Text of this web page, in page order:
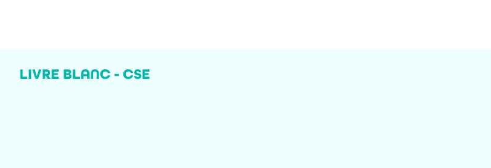
LIVRE BLANC - CSE